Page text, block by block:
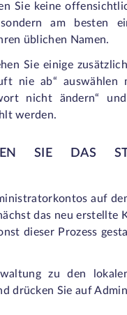
Sie keine
am besten
üblichen Namen.
Sie einige
nie ab“ auswählen
nicht ändern“
werden.
SIE DAS
auf
das neu erstellte
dieser Prozess
zu den
drücken Sie auf